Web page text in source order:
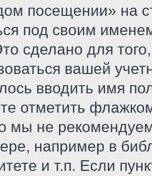
посещении» на
под своим
сделано для
вашей
вводить имя
отметить
мы не
например в
и т.п. Если